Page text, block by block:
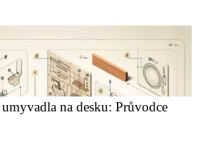
na desku: Průvodce